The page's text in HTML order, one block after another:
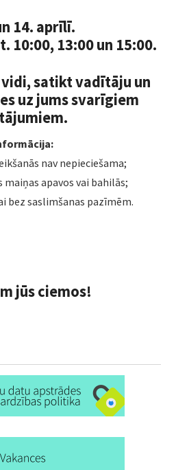
14. aprīlī.
10:00, 13:00 un 15:00.
satikt vadītāju un
uz jums svarīgiem
nav nepieciešama;
apavos vai bahilās;
bez saslimšanas pazīmēm.
jūs ciemos!